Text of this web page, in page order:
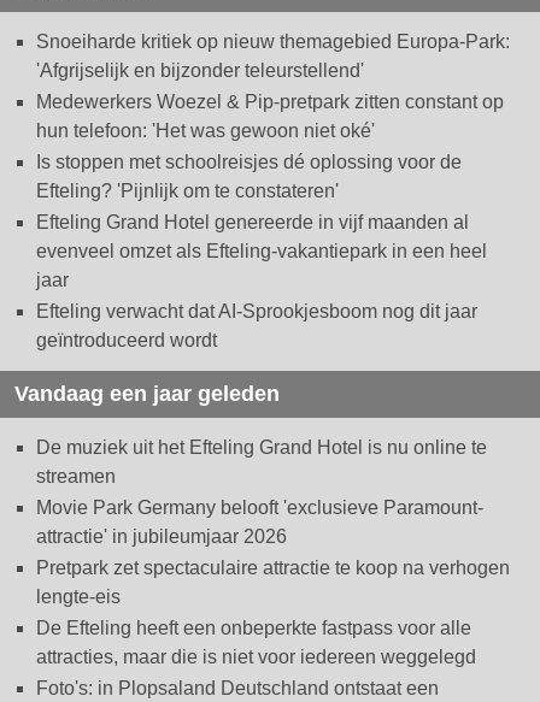
Snoeiharde kritiek op nieuw themagebied Europa-Park:
'Afgrijselijk en bijzonder teleurstellend'
Medewerkers Woezel & Pip-pretpark zitten constant op
hun telefoon: 'Het was gewoon niet oké'
Is stoppen met schoolreisjes dé oplossing voor de
Efteling? 'Pijnlijk om te constateren'
Efteling Grand Hotel genereerde in vijf maanden al
evenveel omzet als Efteling-vakantiepark in een heel
jaar
Efteling verwacht dat AI-Sprookjesboom nog dit jaar
geïntroduceerd wordt
Vandaag een jaar geleden
De muziek uit het Efteling Grand Hotel is nu online te
streamen
Movie Park Germany belooft 'exclusieve Paramount-
attractie' in jubileumjaar 2026
Pretpark zet spectaculaire attractie te koop na verhogen
lengte-eis
De Efteling heeft een onbeperkte fastpass voor alle
attracties, maar die is niet voor iedereen weggelegd
Foto's: in Plopsaland Deutschland ontstaat een